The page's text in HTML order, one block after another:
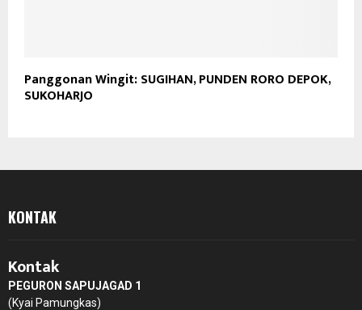
Panggonan Wingit: SUGIHAN, PUNDEN RORO DEPOK,
SUKOHARJO
KONTAK
Kontak
PEGURON SAPUJAGAD 1
(Kyai Pamungkas)